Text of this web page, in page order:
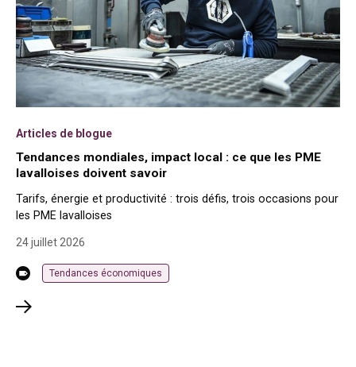
Articles de blogue
Tendances mondiales, impact local : ce que les PME
lavalloises doivent savoir
Tarifs, énergie et productivité : trois défis, trois occasions pour
les PME lavalloises
24 juillet 2026
Tendances économiques